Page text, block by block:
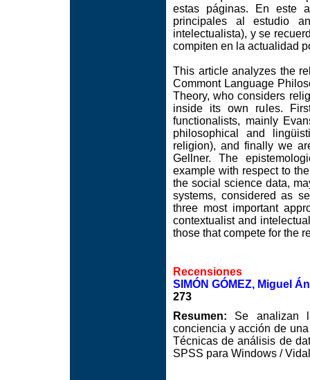
estas páginas. En este
principales al estudio
intelectualista), y se
compiten en la actualidad
This article analyzes the
Commont Language
Theory, who considers
inside its own rules.
functionalists, mainly
philosophical and
religion), and finally we
Gellner. The
example with respect to
the social science data,
systems, considered as
three most important
contextualist and
those that compete for the
Recensiones
SIMÓN GÓMEZ, Miguel
273
Resumen: Se analizan
conciencia y acción de
Técnicas de análisis de
SPSS para Windows /